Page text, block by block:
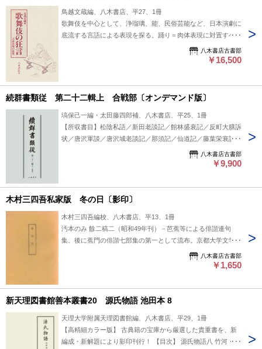
鳥越文蔵編、八木書店、平27、1冊
歌舞伎を中心として、浄瑠璃、能、民俗芸能など、日本演劇に
底流する言語による表現を探る。踊り＝肉体表現に対置すべ
き、セリフ＝言語表現の流れを追った意欲的論文14篇を収め
る。 #八木書店出版物/歌舞伎・浄瑠璃/単行本◆演劇
八木書店古書部
￥16,500
続群書類従 第二十二輯上 合戦部〔オンデマンド版〕
塙保己一編・太田藤四郎補、八木書店、平25、1冊
【所収書目】松陰私語／新田老談記／館林盛衰記／反町大膳訴
状／唐沢軍談／唐沢城老談記／那須記／仙道記／藤葉栄衰記／
東奥軍記／和賀一揆次第／九戸記／最上義光物語 #八木書店出
八木書店古書部
￥9,900
木村三四吾私家版 冬の日〔影印〕
木村三四吾編校、八木書店、平13、1冊
汚本のみ 餘二稿二（昭和49年刊）－芭蕉等による俳諧連句
集、後に蕉門の俳諧七部集の第一として流布。京都大学文学部
潁原文庫本を影印、解説「『冬の日』初版本考」を付す。
※「木村三四吾著作集Ⅰ」に影印・解説ともに収録。 #八木書
八木書店古書部
￥1,650
新天理図書館善本叢書20 源氏物語 池田本 8
天理大学附属天理図書館編、八木書店、平29、1冊
【高精細カラー版】 古典籍の宝庫から厳選した貴重書を、新
編成・新解題により影印刊行！ 【目次】 源氏物語八 竹河・橋